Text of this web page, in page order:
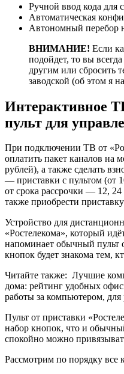
Ручной ввод кода для
Автоматическая
Автономный перебор
ВНИМАНИЕ! Если
подойдет, то вы
другим или сбросить
заводской (об этом я
Интерактивное
пульт для
При подключении ТВ от
оплатить пакет каналов на
рублей), а также сделать
— приставки с пультом (от
от срока рассрочки — 12,
также приобрести
Устройство для
«Ростелекома», который
напоминает обычный пульт
кнопок будет знакома тем,
Читайте также: Лучшие
дома: рейтинг удобных
работы за компьютером, для
Пульт от приставки
набор кнопок, что и
спокойно можно
Рассмотрим по порядку все